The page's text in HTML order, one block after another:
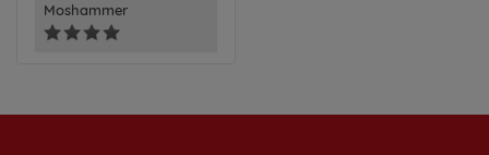
Moshammer